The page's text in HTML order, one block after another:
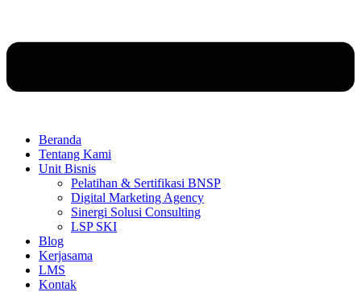
Beranda
Tentang Kami
Unit Bisnis
Pelatihan & Sertifikasi BNSP
Digital Marketing Agency
Sinergi Solusi Consulting
LSP SKI
Blog
Kerjasama
LMS
Kontak